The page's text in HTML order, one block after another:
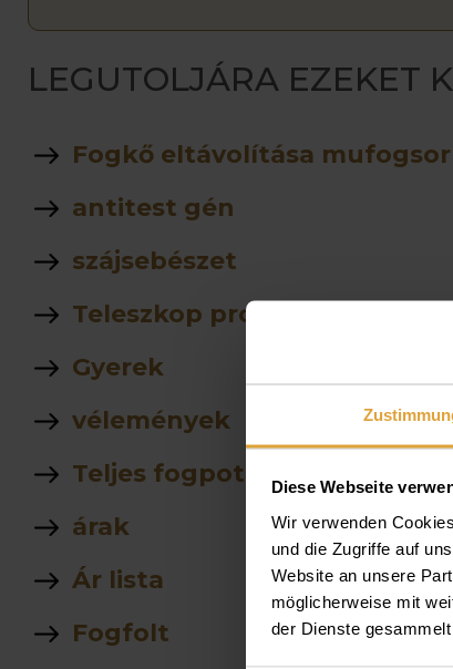
Diese Webseite
Wir verwenden
und die Zugriffe auf
Website an unsere
möglicherweise mit
der Dienste gesammelt
LEGUTOLJÁRA EZEKET
Fogkő eltávolítása
antitest gén
szájsebészet
Teleszkop protezisek
Gyerek
vélemények
Teljes fogpotlas
árak
Ár lista
Fogfolt